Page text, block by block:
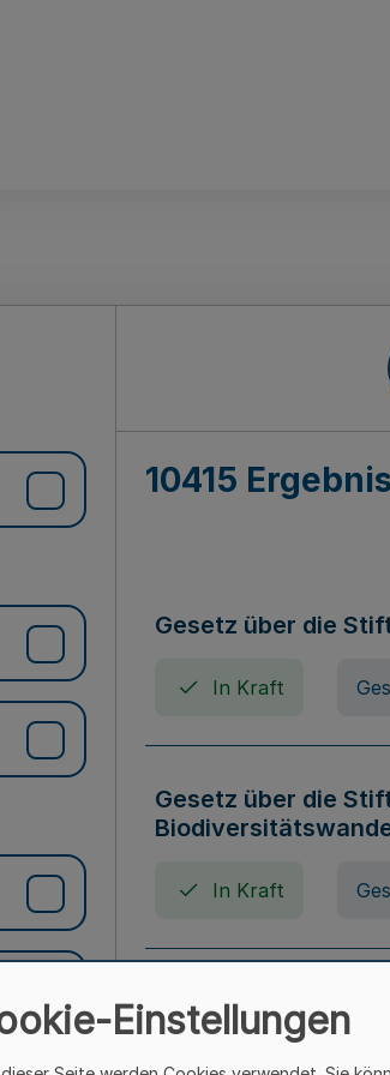
10415
Gesetz über die
In Kraft
Gesetz über die
In Kraft
Gesetz über die
Einstellungen